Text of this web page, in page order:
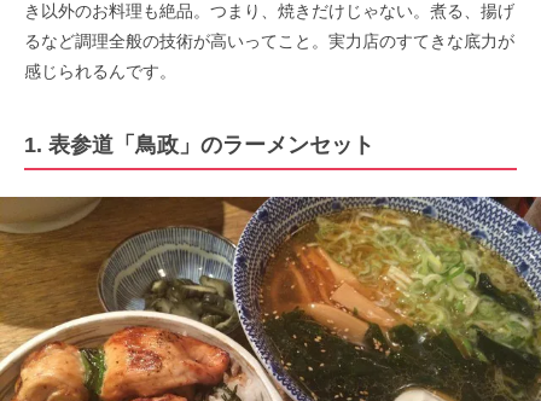
き以外のお料理も絶品。つまり、焼きだけじゃない。煮る、揚げ
るなど調理全般の技術が高いってこと。実力店のすてきな底力が
感じられるんです。
1. 表参道「鳥政」のラーメンセット